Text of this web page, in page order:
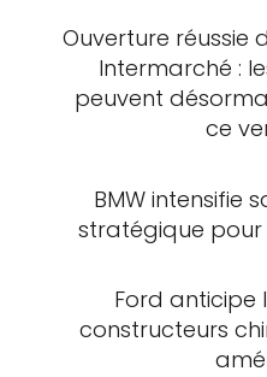
Ouverture réussie
Intermarché :
peuvent
ce
BMW intensifie
stratégique pour
Ford anticipe
constructeurs